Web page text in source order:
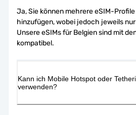
Ja, Sie können mehrere eSIM-
hinzufügen, wobei jedoch jeweils
Unsere eSIMs für Belgien sind mit
kompatibel.
Kann ich Mobile Hotspot oder
verwenden?